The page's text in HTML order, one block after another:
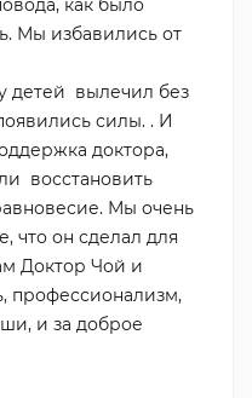
как было
Мы избавились от
детей вылечил без
силы. . И
доктора,
восстановить
Мы очень
что он сделал для
Доктор Чой и
профессионализм,
и за доброе